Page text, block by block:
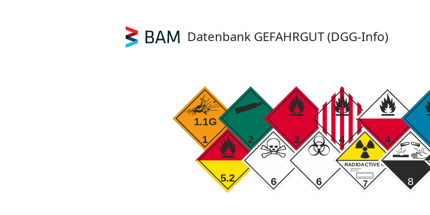
Datenbank GEFAHRGUT (DGG-Info)